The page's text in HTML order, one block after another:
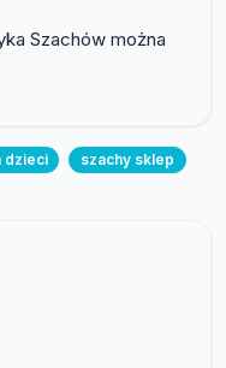
Szachów można
dzieci
szachy sklep